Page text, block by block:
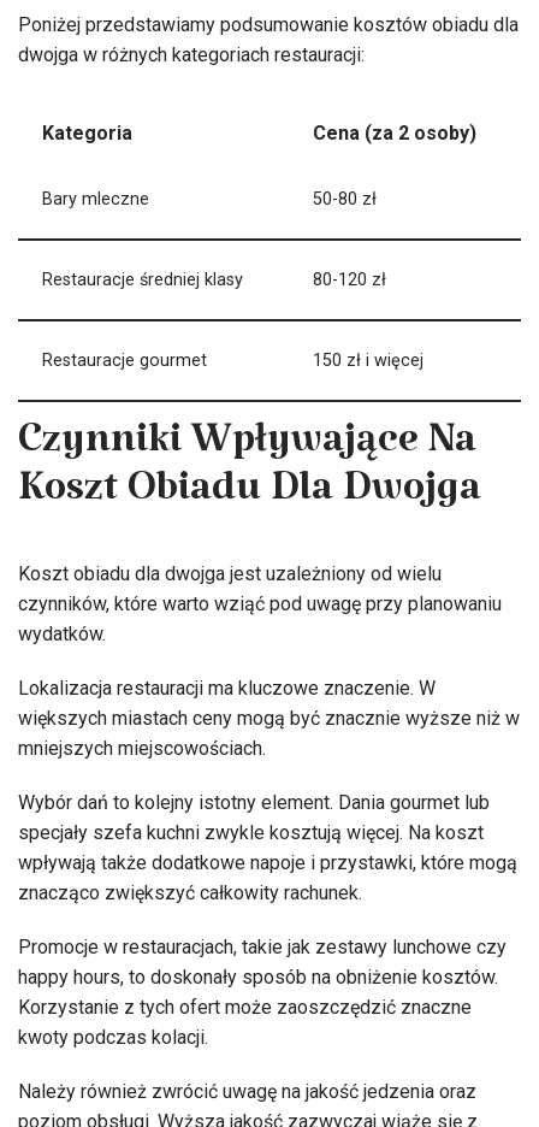
Poniżej przedstawiamy podsumowanie kosztów obiadu dla
dwojga w różnych kategoriach restauracji:
Kategoria Cena (za 2 osoby)
Bary mleczne 50-80 zł
Restauracje średniej klasy 80-120 zł
Restauracje gourmet 150 zł i więcej
Czynniki Wpływające Na
Koszt Obiadu Dla Dwojga
Koszt obiadu dla dwojga jest uzależniony od wielu
czynników, które warto wziąć pod uwagę przy planowaniu
wydatków.
Lokalizacja restauracji ma kluczowe znaczenie. W
większych miastach ceny mogą być znacznie wyższe niż w
mniejszych miejscowościach.
Wybór dań to kolejny istotny element. Dania gourmet lub
specjały szefa kuchni zwykle kosztują więcej. Na koszt
wpływają także dodatkowe napoje i przystawki, które mogą
znacząco zwiększyć całkowity rachunek.
Promocje w restauracjach, takie jak zestawy lunchowe czy
happy hours, to doskonały sposób na obniżenie kosztów.
Korzystanie z tych ofert może zaoszczędzić znaczne
kwoty podczas kolacji.
Należy również zwrócić uwagę na jakość jedzenia oraz
poziom obsługi. Wyższa jakość zazwyczaj wiąże się z